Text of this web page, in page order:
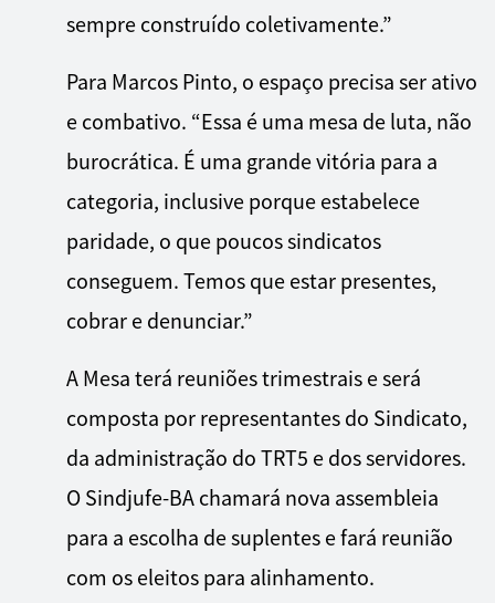
sempre construído coletivamente.”
Para Marcos Pinto, o espaço precisa ser ativo
e combativo. “Essa é uma mesa de luta, não
burocrática. É uma grande vitória para a
categoria, inclusive porque estabelece
paridade, o que poucos sindicatos
conseguem. Temos que estar presentes,
cobrar e denunciar.”
A Mesa terá reuniões trimestrais e será
composta por representantes do Sindicato,
da administração do TRT5 e dos servidores.
O Sindjufe-BA chamará nova assembleia
para a escolha de suplentes e fará reunião
com os eleitos para alinhamento.